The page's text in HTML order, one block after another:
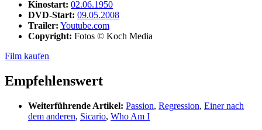
Kinostart: 02.06.1950
DVD-Start: 09.05.2008
Trailer: Youtube.com
Copyright: Fotos © Koch Media
Film kaufen
Empfehlenswert
Weiterführende Artikel: Passion, Regression, Einer nach
dem anderen, Sicario, Who Am I